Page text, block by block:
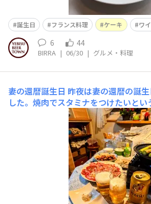
誕生日 フランス料理 ケーキ ワ
6 44
BIRRA | 06/30 | グルメ・料理
妻の還暦誕生日 昨夜は妻の還暦の誕
した。焼肉でスタミナをつけたいと
いしいと評判のお肉屋さんでお肉を買
バーサリーにはもちろんヱビスは欠か
直売所で、朝どりLサイズアスパラも
ーキも添えて、おいしい楽しいお祝い